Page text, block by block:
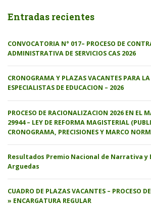
Entradas recientes
CONVOCATORIA N° 017– PROCESO DE
ADMINISTRATIVA DE SERVICIOS CAS 2026
CRONOGRAMA Y PLAZAS VACANTES PARA
ESPECIALISTAS DE EDUCACION – 2026
PROCESO DE RACIONALIZACION 2026 EN EL
29944 – LEY DE REFORMA MAGISTERIAL
CRONOGRAMA, PRECISIONES Y MARCO
Resultados Premio Nacional de Narrativa y
Arguedas
CUADRO DE PLAZAS VACANTES – PROCESO
» ENCARGATURA REGULAR